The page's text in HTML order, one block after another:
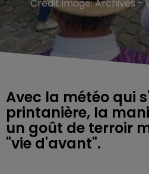
Crédit image:Archives -
Avec la météo qui
printanière, la
un goût de terroir
"vie d'avant".